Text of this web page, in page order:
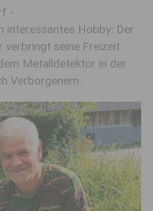
-
interessantes Hobby: Der
verbringt seine Freizeit
Metalldetektor in der
Verborgenem.